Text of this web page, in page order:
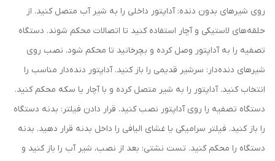
روی شیرهای بدون دنده: آداپتور داخلی را به شیر آب متصل کنید. از
حلقه‌های لاستیکی و آچار استفاده کنید تا اتصالات محکم شوند. دستگاه
تصفیه را به آداپتور وصل کرده و بچرخانید تا محکم شود. نصب روی
شیرهای دنده‌دار: سرشیر قدیمی را باز کنید. آداپتور دنده‌دار مناسب را
انتخاب کنید. آداپتور را به شیر متصل کرده و با آچار یا سکه محکم کنید.
دستگاه تصفیه را روی آداپتور نصب کنید. قرار دادن فیلتر: بدنه دستگاه
را باز کنید. فیلتر سرامیکی یا غشای الیافی را داخل بدنه قرار دهید. بدنه
دستگاه را محکم کنید. تست نشتی: بعد از نصب، شیر آب را باز کنید و